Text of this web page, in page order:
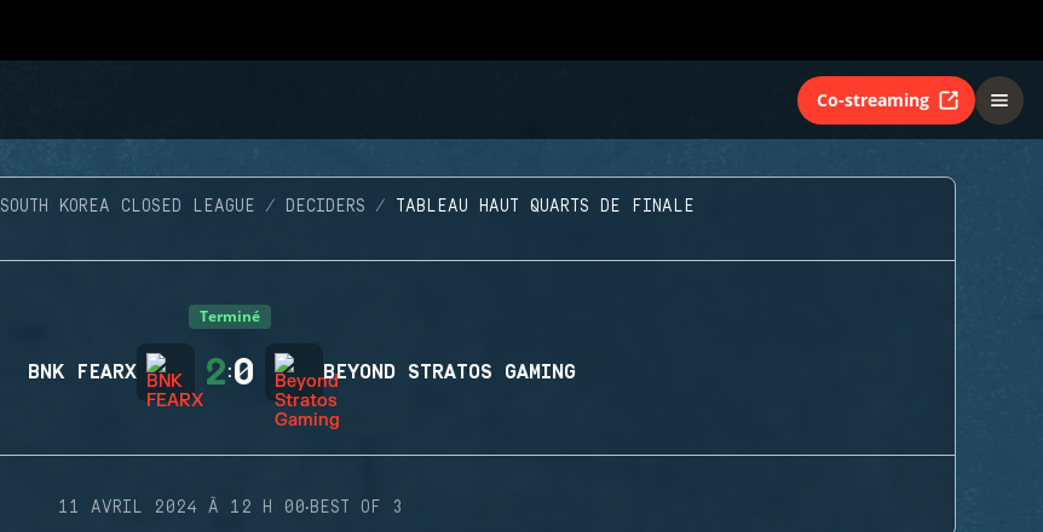
Co-streaming
SOUTH KOREA CLOSED LEAGUE DECIDERS TABLEAU HAUT QUARTS DE FINALE
Terminé
BNK FEARX 2:0 BEYOND STRATOS GAMING
11 AVRIL 2024 À 12 H 00·BEST OF 3